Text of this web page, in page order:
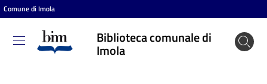
Vai al contenuto
Vai alla navigazione
Vai al footer
Comune di Imola
Biblioteca comunale di
Imola
Biblioteca
comunale